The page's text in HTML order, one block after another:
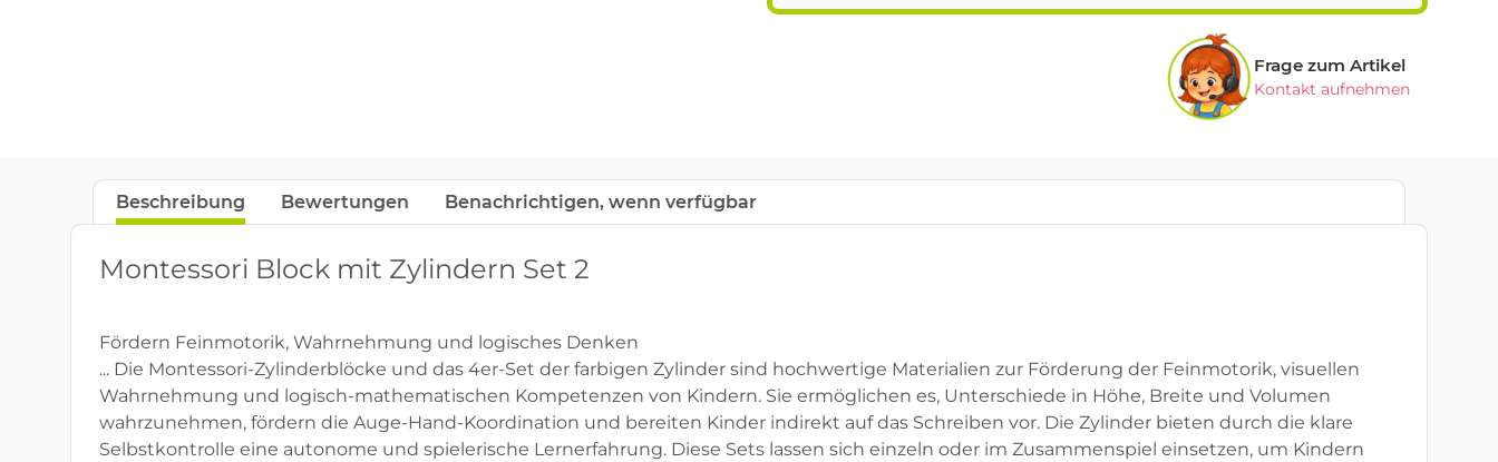
Frage zum Artikel
Kontakt aufnehmen
Beschreibung Bewertungen Benachrichtigen, wenn verfügbar
Montessori Block mit Zylindern Set 2
Fördern Feinmotorik, Wahrnehmung und logisches Denken
... Die Montessori-Zylinderblöcke und das 4er-Set der farbigen Zylinder sind hochwertige Materialien zur Förderung der Feinmotorik, visuellen
Wahrnehmung und logisch-mathematischen Kompetenzen von Kindern. Sie ermöglichen es, Unterschiede in Höhe, Breite und Volumen
wahrzunehmen, fördern die Auge-Hand-Koordination und bereiten Kinder indirekt auf das Schreiben vor. Die Zylinder bieten durch die klare
Selbstkontrolle eine autonome und spielerische Lernerfahrung. Diese Sets lassen sich einzeln oder im Zusammenspiel einsetzen, um Kindern